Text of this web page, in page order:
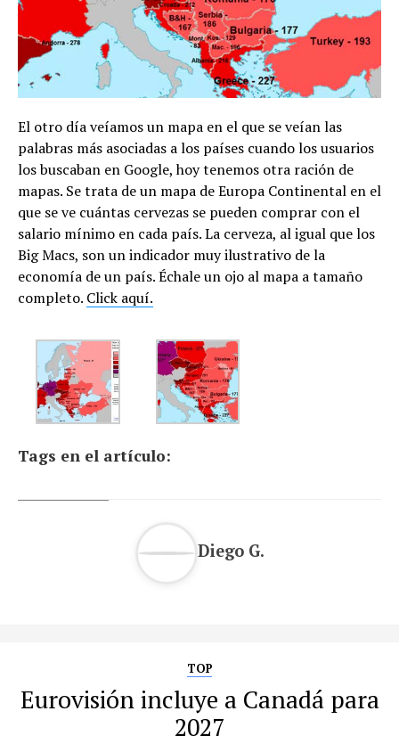
El otro día veíamos un mapa en el que se veían las
palabras más asociadas a los países cuando los usuarios
los buscaban en Google, hoy tenemos otra ración de
mapas. Se trata de un mapa de Europa Continental en el
que se ve cuántas cervezas se pueden comprar con el
salario mínimo en cada país. La cerveza, al igual que los
Big Macs, son un indicador muy ilustrativo de la
economía de un país. Échale un ojo al mapa a tamaño
completo. Click aquí.
Tags en el artículo:
Diego G.
TOP
Eurovisión incluye a Canadá para
2027